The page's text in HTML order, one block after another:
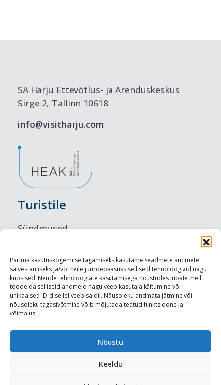
Parima kasutuskogemuse tagamiseks kasutame seadmete andmete
salvestamiseks ja/või neile juurdepääsuks selliseid tehnoloogiaid nagu
küpsised. Nende tehnoloogiate kasutamisega nõustudes lubate meil
töödelda selliseid andmeid nagu veebikasutaja käitumine või
unikaalsed ID-d sellel veebisaidil. Nõusoleku andmata jätmine või
nõusoleku tagasivõtmine võib mõjutada teatud funktsioone ja
võimalusi.
Nõustu
Keeldu
SA Harju Ettevõtlus- ja Arenduskeskus
Sirge 2, Tallinn 10618
info@visitharju.com
Turistile
Sündmused
Maitseelamused
Vaatamisväärsused
Visit Tallinn
Turismiprofessionaalile
Harju-, Rapla- ja Läänemaa DMO